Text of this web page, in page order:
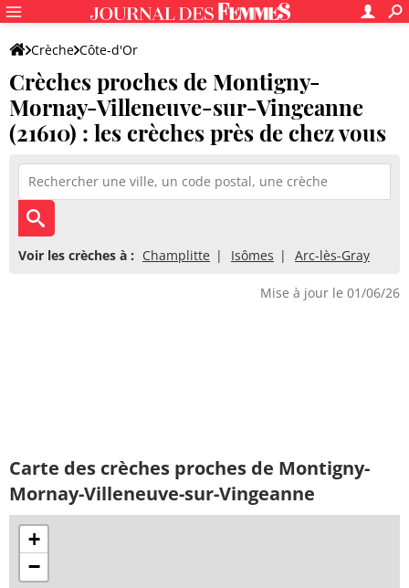
Crèche Côte-d'Or
Montigny-Mornay-Villeneuve-sur-Vingeanne
Crèches proches de Montigny-
Mornay-Villeneuve-sur-Vingeanne
(21610) : les crèches près de chez vous
Voir les crèches à : Champlitte Isômes Arc-lès-Gray
Mise à jour le 01/06/26
Carte des crèches proches de Montigny-
Mornay-Villeneuve-sur-Vingeanne
+
−